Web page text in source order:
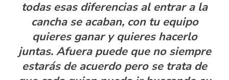
todas esas diferencias al entrar a la
cancha se acaban, con tu equipo
quieres ganar y quieres hacerlo
juntas. Afuera puede que no siempre
estarás de acuerdo pero se trata de